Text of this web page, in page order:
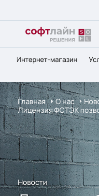
Интернет-магазин
Главная О нас
Лицензия ФСТЭК
Новости